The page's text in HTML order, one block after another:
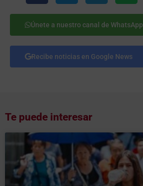
Únete a nuestro canal de WhatsApp
Recibe noticias en Google News
Te puede interesar